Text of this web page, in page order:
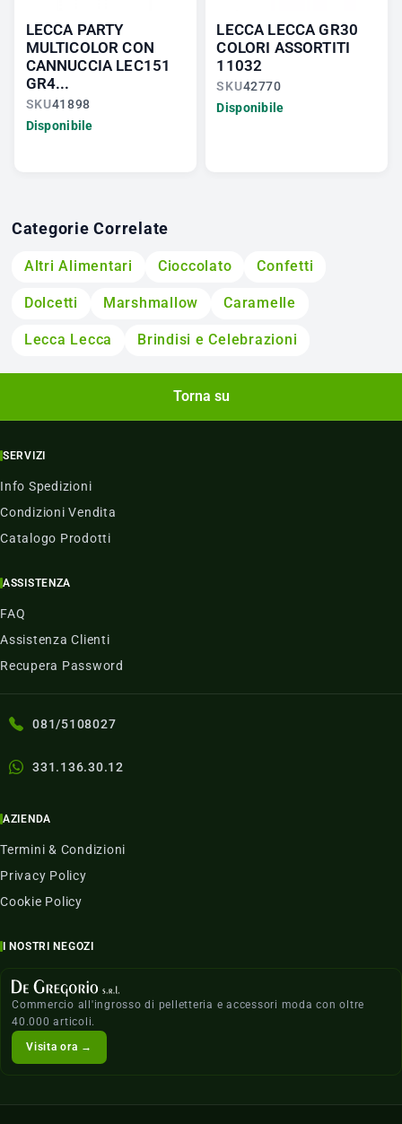
LECCA PARTY
MULTICOLOR CON
CANNUCCIA LEC151
GR4...
SKU41898
Disponibile
LECCA LECCA GR30
COLORI ASSORTITI
11032
SKU42770
Disponibile
Categorie Correlate
Altri Alimentari Cioccolato Confetti
Dolcetti Marshmallow Caramelle
Lecca Lecca Brindisi e Celebrazioni
Torna su
SERVIZI
Info Spedizioni
Condizioni Vendita
Catalogo Prodotti
ASSISTENZA
FAQ
Assistenza Clienti
Recupera Password
081/5108027
331.136.30.12
AZIENDA
Termini & Condizioni
Privacy Policy
Cookie Policy
I NOSTRI NEGOZI
Commercio all'ingrosso di pelletteria e accessori moda con oltre
40.000 articoli.
Visita ora →